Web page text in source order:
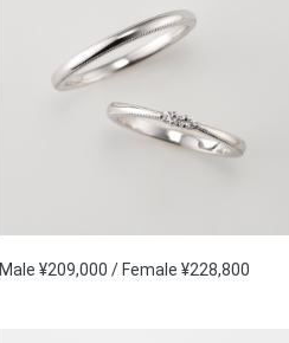
Male ¥209,000 / Female ¥228,800